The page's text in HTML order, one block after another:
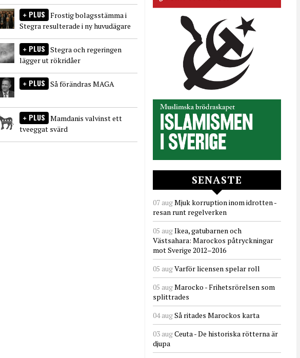
PLUS Frostig bolagsstämma i
Stegra resulterade i ny huvudägare
PLUS Stegra och regeringen
lägger ut rökridåer
PLUS Så förändras MAGA
PLUS Mamdanis valvinst ett
tveeggat svärd
SENASTE
07 augMjuk korruption inom idrotten -
resan runt regelverken
05 augIkea, gatubarnen och
Västsahara: Marockos påtryckningar
mot Sverige 2012–2016
05 augVarför licensen spelar roll
05 augMarocko - Frihetsrörelsen som
splittrades
04 augSå ritades Marockos karta
03 augCeuta - De historiska rötterna är
djupa